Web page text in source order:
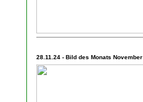
28.11.24 - Bild des Monats November